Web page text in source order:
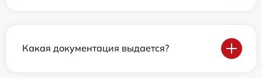
Какая документация выдается?